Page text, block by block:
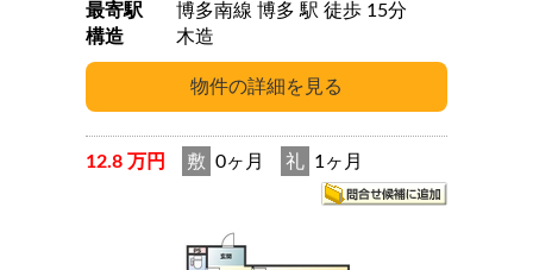
最寄駅
博多南線 博多 駅 徒歩 15分
構造
木造
12.8 万円 敷 0ヶ月 礼 1ヶ月